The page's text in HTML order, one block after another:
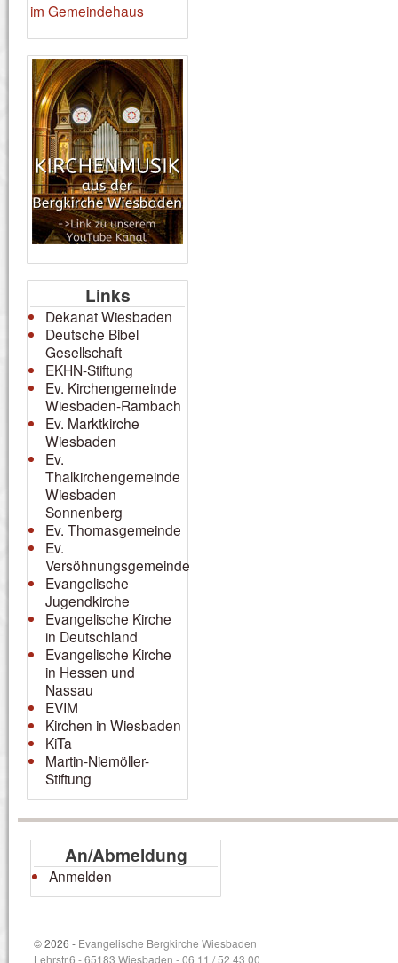
im Gemeindehaus
Links
Dekanat Wiesbaden
Deutsche Bibel
Gesellschaft
EKHN-Stiftung
Ev. Kirchengemeinde
Wiesbaden-Rambach
Ev. Marktkirche
Wiesbaden
Ev.
Thalkirchengemeinde
Wiesbaden
Sonnenberg
Ev. Thomasgemeinde
Ev.
Versöhnungsgemeinde
Evangelische
Jugendkirche
Evangelische Kirche
in Deutschland
Evangelische Kirche
in Hessen und
Nassau
EVIM
Kirchen in Wiesbaden
KiTa
Martin-Niemöller-
Stiftung
An/Abmeldung
Anmelden
© 2026 - Evangelische Bergkirche Wiesbaden
Lehrstr.6 - 65183 Wiesbaden - 06 11 / 52 43 00